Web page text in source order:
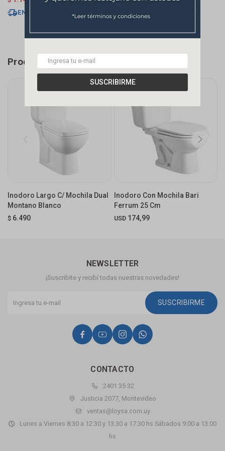
SUSCRIBIRME
ENVÍO EXPRESS
Productos que te pueden interesar
Inodoro Largo C/ Mochila Dual
Montano Blanco
$ 6.490
Inodoro Con Mochila Bari
Ferrum 25 Cm
USD 174,99
CONTACTO
2401 35 32
Justicia 2077, Montevideo
ventas@loysa.com.uy
Lunes a Viernes 8:30 a 12:30 y 13:30 a 17:30 hs Sábados 9:00 a 13:00
hs
NEWSLETTER
¡Suscribite y recibí todas nuestras novedades!
SUSCRIBIRME
   